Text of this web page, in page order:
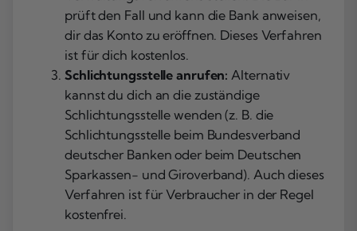
prüft den Fall und kann die Bank anweisen,
dir das Konto zu eröffnen. Dieses Verfahren
ist für dich kostenlos.
Schlichtungsstelle anrufen: Alternativ
kannst du dich an die zuständige
Schlichtungsstelle wenden (z. B. die
Schlichtungsstelle beim Bundesverband
deutscher Banken oder beim Deutschen
Sparkassen- und Giroverband). Auch dieses
Verfahren ist für Verbraucher in der Regel
kostenfrei.